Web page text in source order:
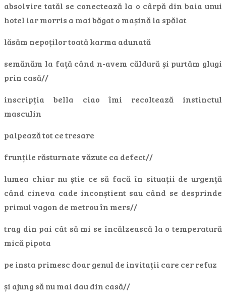
absolvire tatăl se conectează la o cârpă din baia unui
hotel iar morris a mai băgat o mașină la spălat
lăsăm nepoților toată karma adunată
semănăm la față când n-avem căldură și purtăm glugi
prin casă//
inscripția bella ciao îmi recoltează instinctul
masculin
palpează tot ce tresare
frunțile răsturnate văzute ca defect//
lumea chiar nu știe ce să facă în situații de urgență
când cineva cade inconștient sau când se desprinde
primul vagon de metrou în mers//
trag din pai cât să mi se încălzească la o temperatură
mică pipota
pe insta primesc doar genul de invitații care cer refuz
și ajung să nu mai dau din casă//